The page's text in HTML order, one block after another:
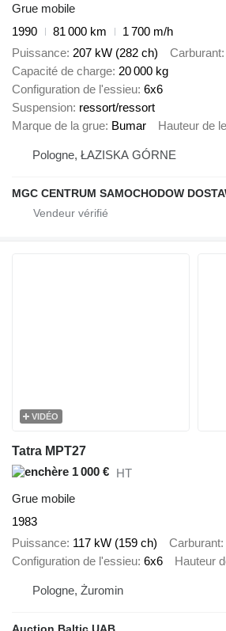
Grue mobile
1990
81 000 km
1 700 m/h
Puissance 207 kW (282 ch) Carburant
Capacité de charge 20 000 kg
Configuration de l'essieu 6x6
Suspension ressort/ressort
Marque de la grue Bumar Hauteur de
Pologne, ŁAZISKA GÓRNE
MGC CENTRUM SAMOCHODOW
VIDÉO
Tatra MPT27
1 000 € HT
Grue mobile
1983
Puissance 117 kW (159 ch) Carburant
Configuration de l'essieu 6x6 Hauteur
Pologne, Żuromin